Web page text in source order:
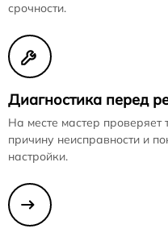
срочности.
Диагностика перед
На месте мастер проверяет
причину неисправности и
настройки.